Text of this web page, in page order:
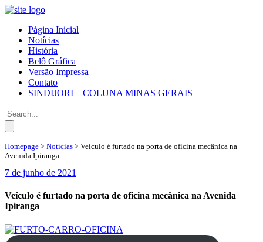
Página Inicial
Notícias
História
Belô Gráfica
Versão Impressa
Contato
SINDIJORI – COLUNA MINAS GERAIS
Homepage > Notícias > Veículo é furtado na porta de oficina mecânica na
Avenida Ipiranga
7 de junho de 2021
Veículo é furtado na porta de oficina mecânica na Avenida
Ipiranga